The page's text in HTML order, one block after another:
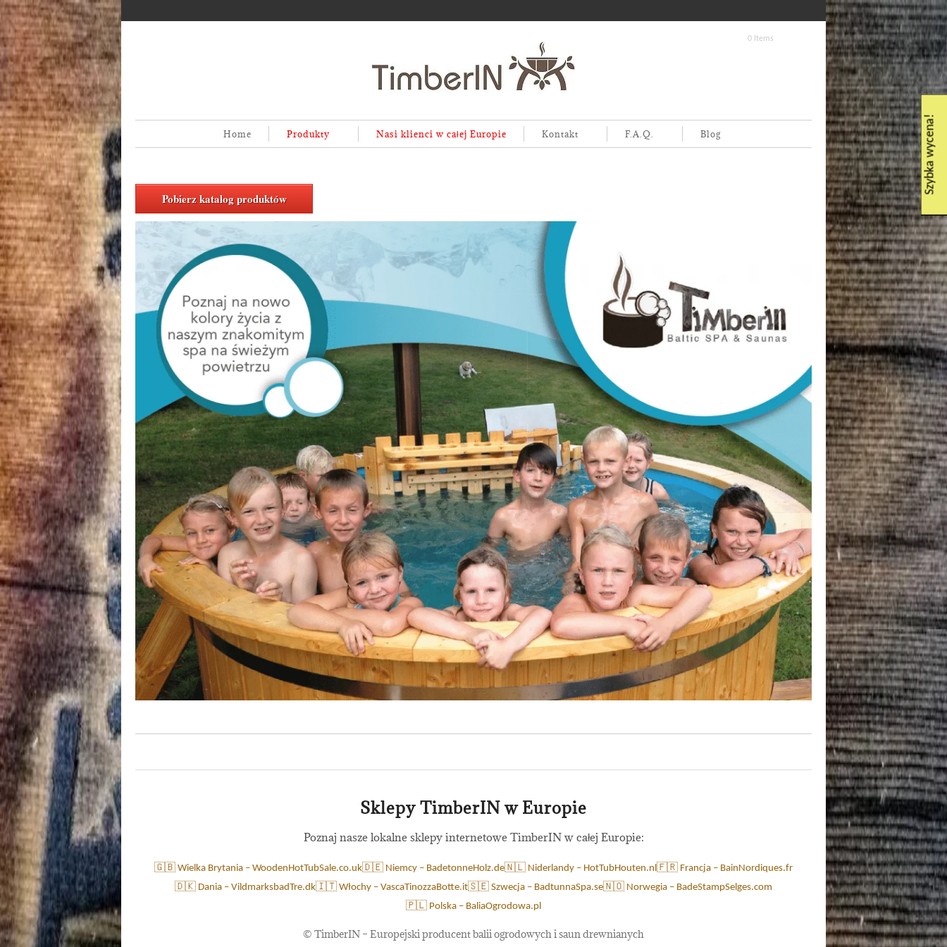
0 Items
Home Produkty Nasi klienci w całej Europie Kontakt F.A.Q. Blog
Pobierz katalog produktów
Sklepy TimberIN w Europie
Poznaj nasze lokalne sklepy internetowe TimberIN w całej Europie:
🇬🇧 Wielka Brytania – WoodenHotTubSale.co.uk🇩🇪 Niemcy – BadetonneHolz.de🇳🇱 Niderlandy – HotTubHouten.nl 🇫🇷 Francja – BainNordiques.fr
🇩🇰 Dania – VildmarksbadTre.dk🇮🇹 Włochy – VascaTinozzaBotte.it🇸🇪 Szwecja – BadtunnaSpa.se🇳🇴 Norwegia – BadeStampSelges.com
🇵🇱 Polska – BaliaOgrodowa.pl
© TimberIN – Europejski producent balii ogrodowych i saun drewnianych
Szybka wycena!